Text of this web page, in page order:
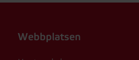
Webbplatsen